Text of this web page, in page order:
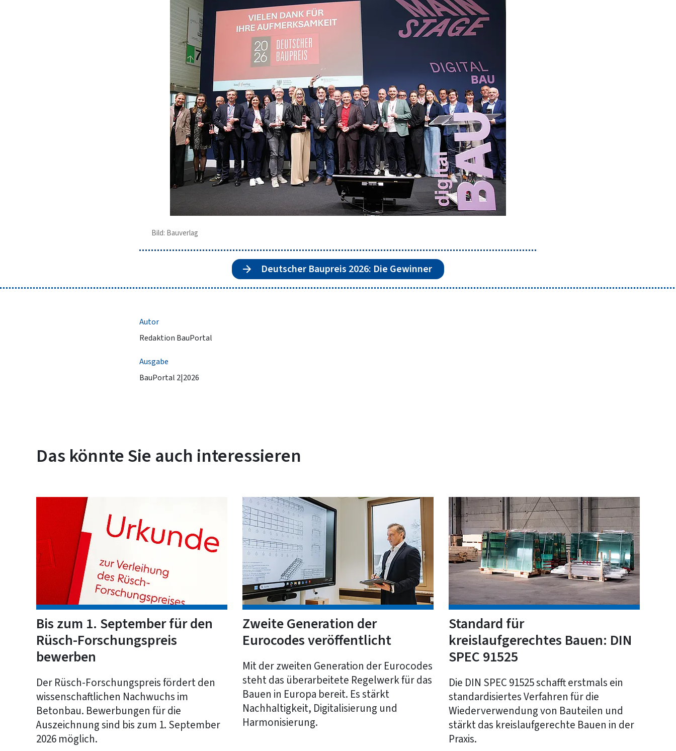
Bild: Bauverlag
Deutscher Baupreis 2026: Die Gewinner
Autor
Redaktion BauPortal
Ausgabe
BauPortal 2|2026
Das könnte Sie auch interessieren
Bis zum 1. September für den
Rüsch-Forschungspreis
bewerben
Der Rüsch-Forschungspreis fördert den
wissenschaftlichen Nachwuchs im
Betonbau. Bewerbungen für die
Auszeichnung sind bis zum 1. September
2026 möglich.
Zweite Generation der
Eurocodes veröffentlicht
Mit der zweiten Generation der Eurocodes
steht das überarbeitete Regelwerk für das
Bauen in Europa bereit. Es stärkt
Nachhaltigkeit, Digitalisierung und
Harmonisierung.
Standard für
kreislaufgerechtes Bauen: DIN
SPEC 91525
Die DIN SPEC 91525 schafft erstmals ein
standardisiertes Verfahren für die
Wiederverwendung von Bauteilen und
stärkt das kreislaufgerechte Bauen in der
Praxis.